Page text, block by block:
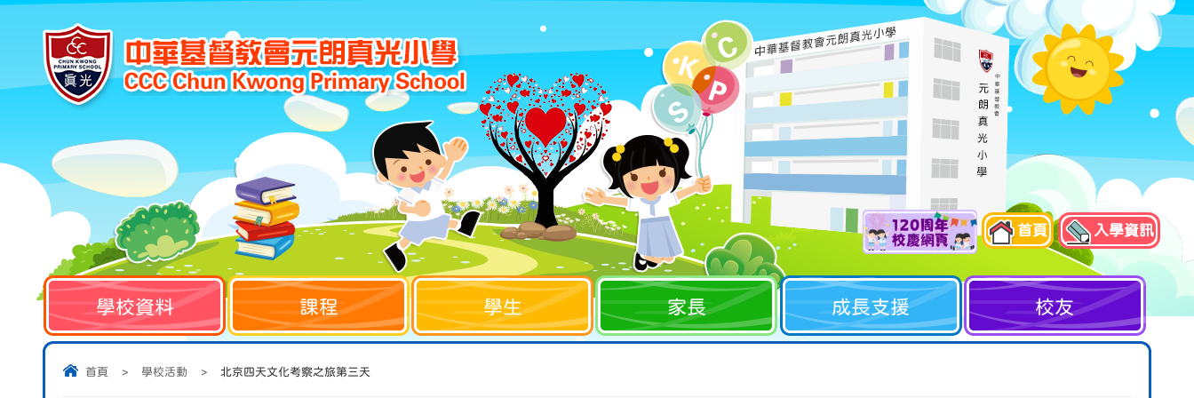
首頁 入學資訊
學校資料 課程 學生 家長 成長支援 校友
首頁 > 學校活動 > 北京四天文化考察之旅第三天